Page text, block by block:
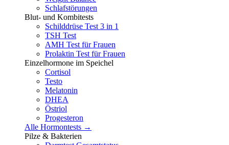
Schlafstörungen
Blut- und Kombitests
Schilddrüse Test 3 in 1
TSH Test
AMH Test für Frauen
Prolaktin Test für Frauen
Einzelhormone im Speichel
Cortisol
Testo
Melatonin
DHEA
Östriol
Progesteron
Alle Hormontests →
Pilze & Bakterien